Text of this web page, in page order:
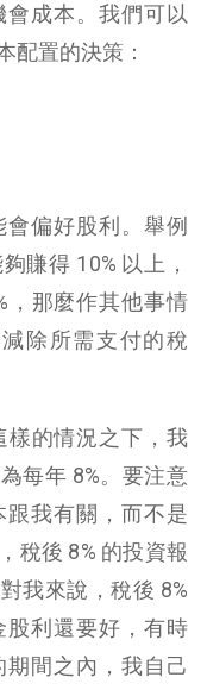
成本。我們可以
配置的決策：
偏好股利。舉例
賺得 10% 以上，
，那麼作其他事情
除所需支付的稅
樣的情況之下，我
每年 8%。要注意
我有關，而不是
稅後 8% 的投資報
我來說，稅後 8%
股利還要好，有時
間之內，我自己